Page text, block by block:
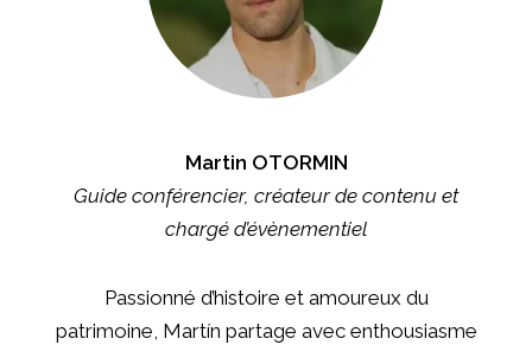
Martin OTORMIN
Guide conférencier, créateur de contenu et
chargé d’évènementiel
Passionné d’histoire et amoureux du
patrimoine, Martín partage avec enthousiasme